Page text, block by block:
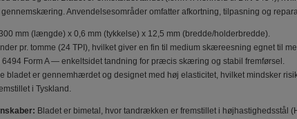
Anvendelsesområder omfatter afkortning, tilpasning og
mm (længde) x 0,6 mm (tykkelse) x 12,5 mm (bredde/holderbredde).
pr. tomme (24 TPI), hvilket giver en fin til medium skæreesning egnet til
6494 Form A — enkeltsidet tandning for præcis skæring og stabil fremførsel.
bladet er gennemhærdet og designet med høj elasticitet, hvilket mindsker
i Tyskland.
Bladet er bimetal, hvor tandrækken er fremstillet i højhastighedsstål